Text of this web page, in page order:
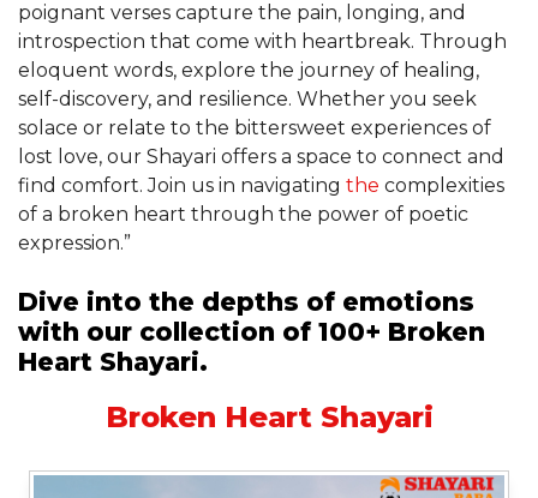
poignant verses capture the pain, longing, and
introspection that come with heartbreak. Through
eloquent words, explore the journey of healing,
self-discovery, and resilience. Whether you seek
solace or relate to the bittersweet experiences of
lost love, our Shayari offers a space to connect and
find comfort. Join us in navigating the complexities
of a broken heart through the power of poetic
expression.”
Dive into the depths of emotions
with our collection of 100+ Broken
Heart Shayari.
Broken Heart Shayari